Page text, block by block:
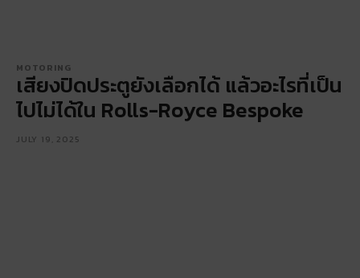
MOTORING
เสียงปิดประตูยังเลือกได้ แล้วอะไรที่เป็น
ไปไม่ได้ใน Rolls-Royce Bespoke
JULY 19, 2025